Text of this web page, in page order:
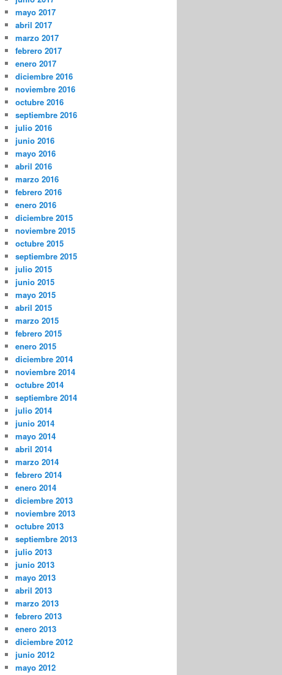
mayo 2017
abril 2017
marzo 2017
febrero 2017
enero 2017
diciembre 2016
noviembre 2016
octubre 2016
septiembre 2016
julio 2016
junio 2016
mayo 2016
abril 2016
marzo 2016
febrero 2016
enero 2016
diciembre 2015
noviembre 2015
octubre 2015
septiembre 2015
julio 2015
junio 2015
mayo 2015
abril 2015
marzo 2015
febrero 2015
enero 2015
diciembre 2014
noviembre 2014
octubre 2014
septiembre 2014
julio 2014
junio 2014
mayo 2014
abril 2014
marzo 2014
febrero 2014
enero 2014
diciembre 2013
noviembre 2013
octubre 2013
septiembre 2013
julio 2013
junio 2013
mayo 2013
abril 2013
marzo 2013
febrero 2013
enero 2013
diciembre 2012
junio 2012
mayo 2012